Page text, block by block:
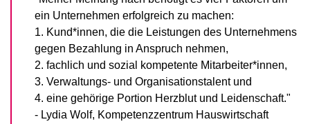
ein Unternehmen erfolgreich zu machen:
1. Kund*innen, die die Leistungen des Unternehmens
gegen Bezahlung in Anspruch nehmen,
2. fachlich und sozial kompetente Mitarbeiter*innen,
3. Verwaltungs- und Organisationstalent und
4. eine gehörige Portion Herzblut und Leidenschaft."
- Lydia Wolf, Kompetenzzentrum Hauswirtschaft